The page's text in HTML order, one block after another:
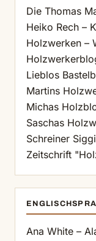
Die Thomas
Heiko Rech –
Holzwerken –
Lieblos
Martins
Michas
Saschas
Schreiner Siggi
Zeitschrift
Ana White –